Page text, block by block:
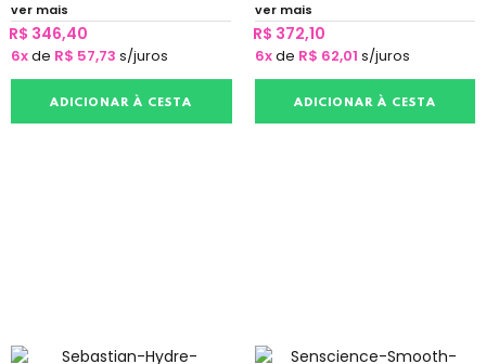
ver mais
R$ 346,40
6xde R$ 57,73 s/juros
ADICIONAR À CESTA
ver mais
R$ 372,10
6xde R$ 62,01 s/juros
ADICIONAR À CESTA